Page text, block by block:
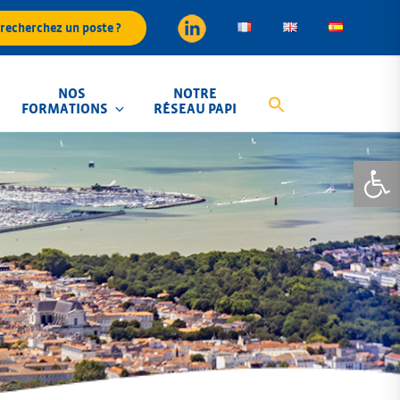
Ouvrir
un poste ?
NOS
FORMATIONS
NOTRE
RÉSEAU PAPI